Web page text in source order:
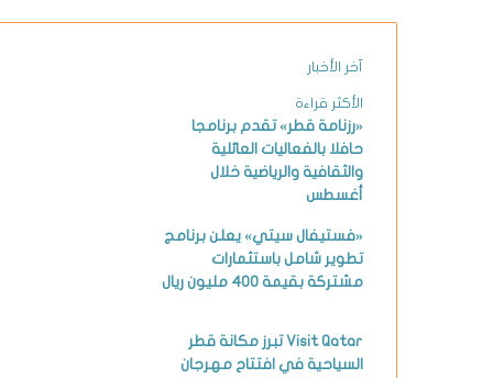
آخر الأخبار
الأكثر قراءة
«رزنامة قطر» تقدم برنامجا
حافلا بالفعاليات العائلية
والثقافية والرياضية خلال
أغسطس
«فستيفال سيتي» يعلن برنامج
تطوير شامل باستثمارات
مشتركة بقيمة 400 مليون ريال
Visit Qatar تبرز مكانة قطر
السياحية في افتتاح مهرجان